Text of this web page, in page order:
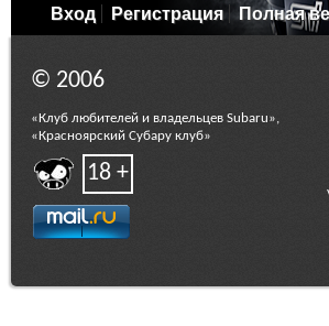
Вход Регистрация Полная
© 2006
«Клуб любителей и владельцев Subaru»,
«Красноярский Субару клуб»
18 +